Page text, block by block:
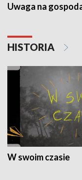
Uwaga na
HISTORIA
W swoim czasie